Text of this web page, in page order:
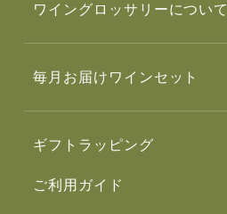
ワイングロッサリーについて
毎月お届けワインセット
ギフトラッピング
ご利用ガイド